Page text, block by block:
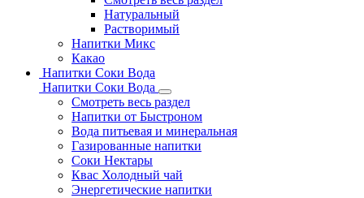
Натуральный
Растворимый
Напитки Микс
Какао
Напитки Соки Вода
Напитки Соки Вода
Смотреть весь раздел
Напитки от Быстроном
Вода питьевая и минеральная
Газированные напитки
Соки Нектары
Квас Холодный чай
Энергетические напитки